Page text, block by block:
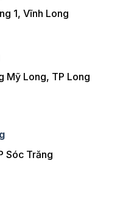
1, Vĩnh Long
Mỹ Long, TP Long
Sóc Trăng